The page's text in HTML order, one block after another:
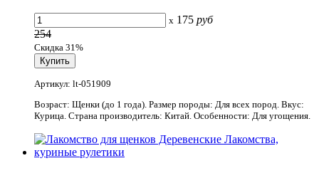
x 175 руб
254
Скидка 31%
Артикул: lt-051909
Возраст: Щенки (до 1 года). Размер породы: Для всех пород. Вкус:
Курица. Страна производитель: Китай. Особенности: Для угощения.